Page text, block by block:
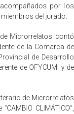
por los
del jurado.
Microrrelatos contó
de la Comarca de
de Desarrollo
de OFYCUMI y de
de Microrrelatos
CLIMÁTICO”,